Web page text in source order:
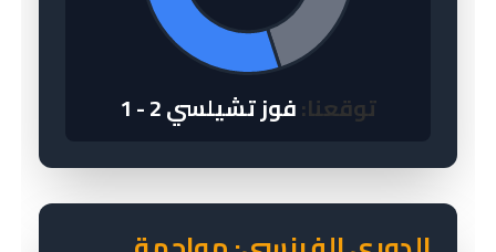
توقعنا:فوز تشيلسي 2 - 1